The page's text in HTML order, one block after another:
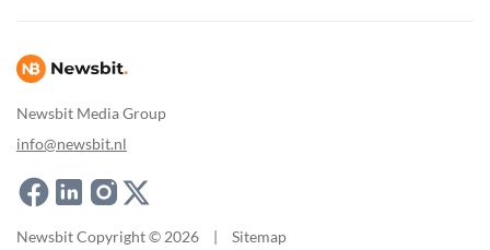
Newsbit Media Group
info@newsbit.nl
Newsbit Copyright © 2026 | Sitemap